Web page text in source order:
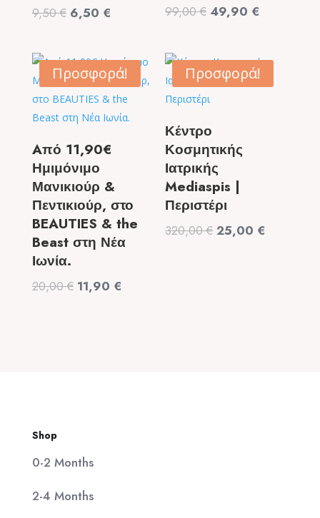
9,50€ Original
9,50 €.
6,50 €
είναι:
6,50 €.
99,00€ Original
99,00 €.
49,90 €
49,90 €.
Προσφορά!
Aπό 11,90€
Ημιμόνιμο
Μανικιούρ &
Πεντικιούρ, στο
BEAUTIES & the
Beast στη Νέα
Ιωνία.
20,00€ Original
11,90 €
Προσφορά!
Κέντρο
Κοσμητικής
Ιατρικής
Mediaspis |
Περιστέρι
320,00€ Original
25,00 €
Shop
0-2 Months
2-4 Months